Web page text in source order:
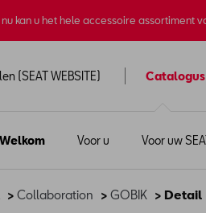
kan u het hele accessoire
(SEAT WEBSITE) Catalogus
Welkom Voor u Voor uw
> Collaboration > GOBIK > Detail